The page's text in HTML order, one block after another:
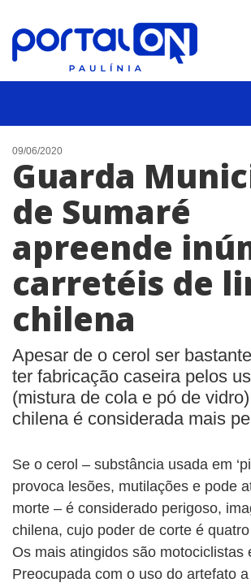
CIDADES
EVENTOS
EMPREGO
ANIVERSÁRIO DAS CIDADES
ANUNCIE
CONTATO
09/06/2020
Guarda
de Sumaré
apreende
carretéis de
chilena
Apesar de o cerol ser
ter fabricação caseira pelos
(mistura de cola e pó de
chilena é considerada mais
Se o cerol – substância usada em
provoca lesões, mutilações e pode
morte – é considerado perigoso,
chilena, cujo poder de corte é
Os mais atingidos são motociclistas
Preocupada com o uso do artefato